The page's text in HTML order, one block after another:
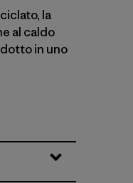
la
al caldo
in uno